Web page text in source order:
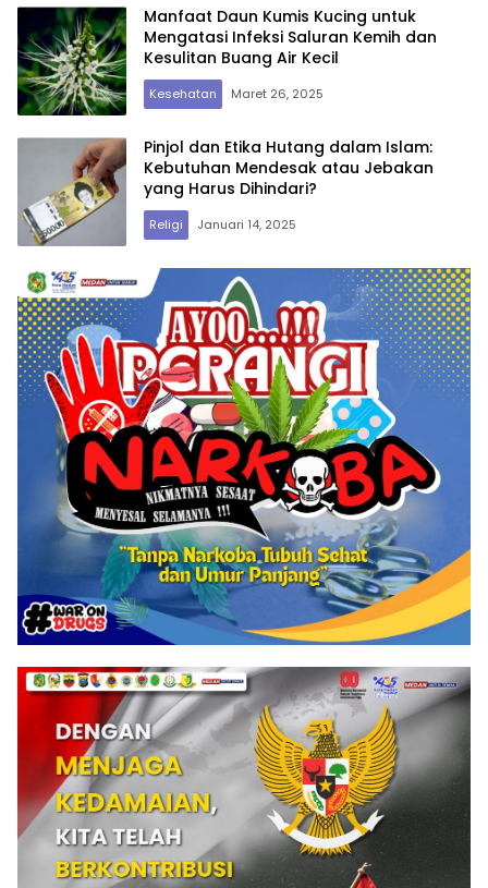
Manfaat Daun Kumis Kucing untuk
Mengatasi Infeksi Saluran Kemih dan
Kesulitan Buang Air Kecil
Kesehatan Maret 26, 2025
Pinjol dan Etika Hutang dalam Islam:
Kebutuhan Mendesak atau Jebakan
yang Harus Dihindari?
Religi Januari 14, 2025